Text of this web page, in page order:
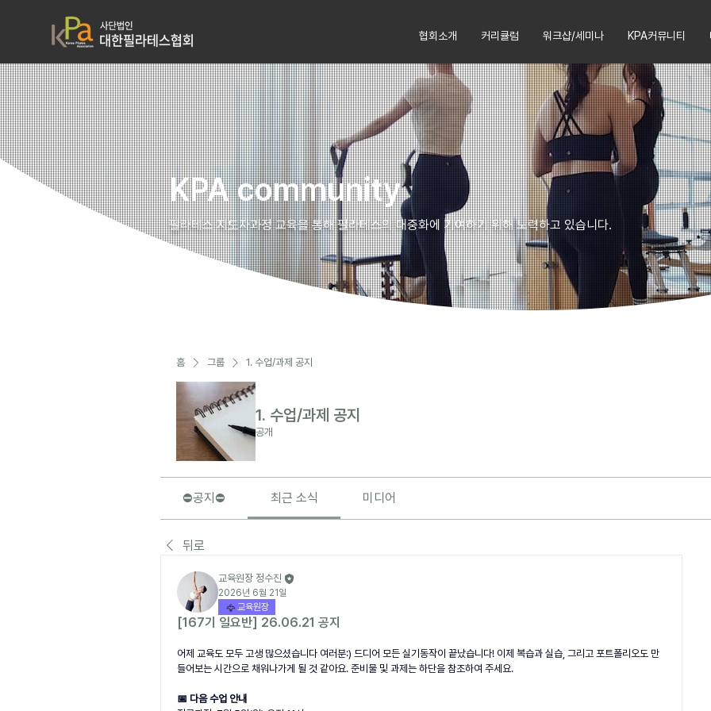
협회소개 커리큘럼 워크샵/세미나 KPA커뮤니티
KPA community
필라테스 지도자과정 교육을 통해 필라테스의 대중화에 기여하기 위해 노력하고 있습니다.
홈 그룹 1. 수업/과제 공지
1. 수업/과제 공지
공개
⛔️공지⛔️ 최근 소식 미디어
뒤로
교육원장 정수진
2026년 6월 21일
교육원장
[167기 일요반] 26.06.21 공지
어제 교육도 모두 고생 많으셨습니다 여러분:) 드디어 모든 실기동작이 끝났습니다! 이제 복습과 실습, 그리고 포트폴리오도 만
들어보는 시간으로 채워나가게 될 것 같아요. 준비물 및 과제는 하단을 참조하여 주세요.
📅 다음 수업 안내